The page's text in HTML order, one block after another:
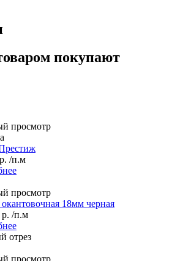
покупают
просмотр
/п.м
просмотр
окантовочная 18мм черная
/п.м
отрез